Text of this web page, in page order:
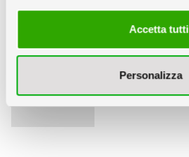
Accetta tutti
Personalizza